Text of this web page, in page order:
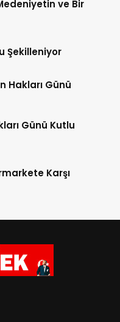
ve Bir
Şekilleniyor
Hakları Günü
Günü Kutlu
Karşı